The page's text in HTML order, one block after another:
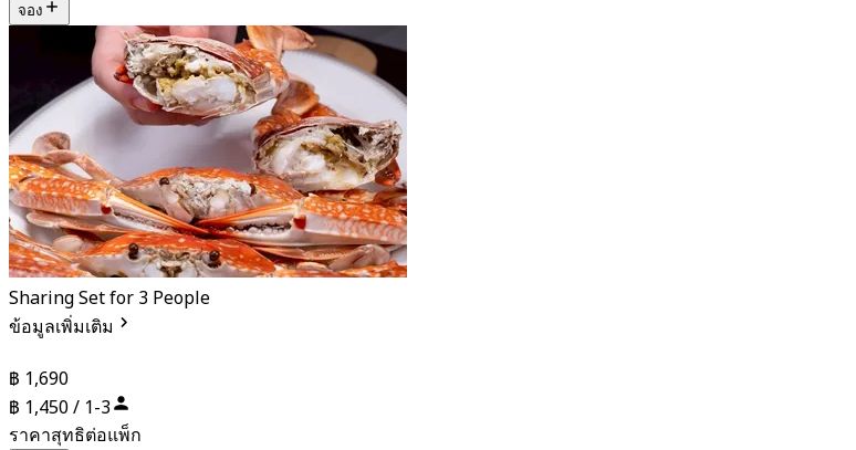
จอง
Sharing Set for 3 People
ข้อมูลเพิ่มเติม
฿ 1,690
฿ 1,450 / 1-3
ราคาสุทธิต่อแพ็ก